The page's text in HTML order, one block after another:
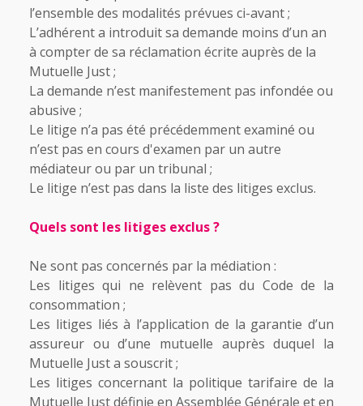
l’ensemble des modalités prévues ci-avant ;
L’adhérent a introduit sa demande moins d’un an
à compter de sa réclamation écrite auprès de la
Mutuelle Just ;
La demande n’est manifestement pas infondée ou
abusive ;
Le litige n’a pas été précédemment examiné ou
n’est pas en cours d'examen par un autre
médiateur ou par un tribunal ;
Le litige n’est pas dans la liste des litiges exclus.
Quels sont les litiges exclus ?
Ne sont pas concernés par la médiation :
Les litiges qui ne relèvent pas du Code de la
consommation ;
Les litiges liés à l’application de la garantie d’un
assureur ou d’une mutuelle auprès duquel la
Mutuelle Just a souscrit ;
Les litiges concernant la politique tarifaire de la
Mutuelle Just définie en Assemblée Générale et en